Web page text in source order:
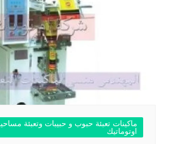
ماكينات تعبئة حبوب و حبيبات وتعبئة
اوتوماتيك